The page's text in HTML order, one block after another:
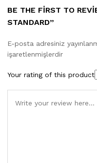
BE THE FIRST TO
STANDARD”
E-posta adresiniz
işaretlenmişlerdir
Your rating of this product